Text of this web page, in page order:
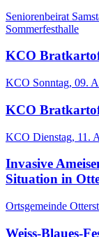
Seniorenbeirat
Sommerfesthalle
KCO
KCO Sonntag, 09.
KCO
KCO Dienstag, 11.
Invasive
Situation in
Ortsgemeinde
Weiss-Blaues-